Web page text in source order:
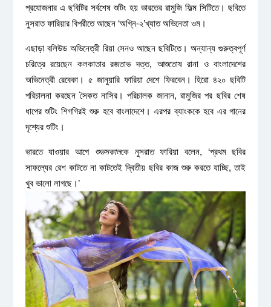
প্রযোজনার এ ছবিটির সর্বশেষ শুটিং হয় ভারতের রামুজি ফিল্ম সিটিতে। ছবিতে
নুসরাত ফারিয়ার বিপরীতে আছেন ‘অগ্নি-২’খ্যাত অভিনেতা ওম।
এছাড়া বলিউড অভিনেত্রী রিয়া সেনও আছেন ছবিটিতে। অন্যান্য গুরুত্বপূর্ণ
চরিত্রে রয়েছেন কলকাতার রজতাভ দত্ত, আশুতোষ রানা ও বাংলাদেশের
অভিনেত্রী রেবেকা। ৫ জানুয়ারি ফারিয়া দেশে ফিরবেন। হিরো ৪২০ ছবিটি
পরিচালনা করছেন সৈকত নাসির। পরিচালক জানান, রামুজির পর ছবির শেষ
ধাপের শুটিং শিগগিরই শুরু হবে বাংলাদেশে। এরপর ব্যাংককে হবে এর গানের
দৃশ্যের শুটিং।
ভারতে যাওয়ার আগে শুভসকালকে নুসরাত ফারিয়া বলেন, ‘প্রথম ছবির
সাফল্যের রেশ কাটতে না কাটতেই দ্বিতীয় ছবির কাজ শুরু করতে যাচ্ছি, তাই
খুব ভালো লাগছে।’